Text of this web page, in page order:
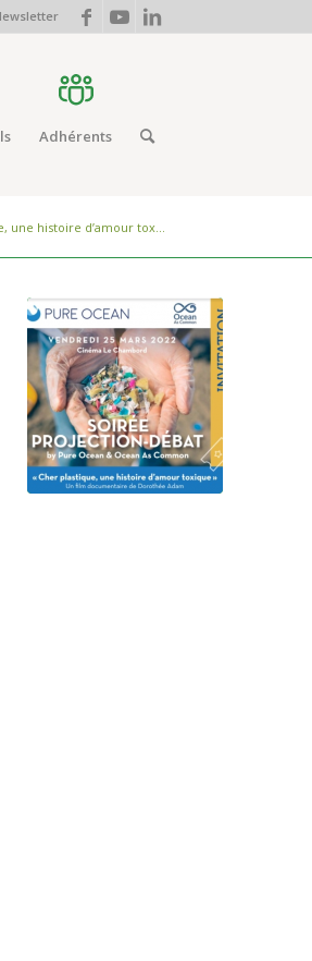
Adhérents
une histoire d’amour tox...